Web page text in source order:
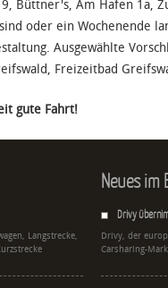
Büttner's, Am Hafen 1a,
oder ein Wochenende
Ausgewählte
Freizeitbad
gute Fahrt!
Langstrecke,
Neues im
Drivy
Drivy, der
Carsharing-